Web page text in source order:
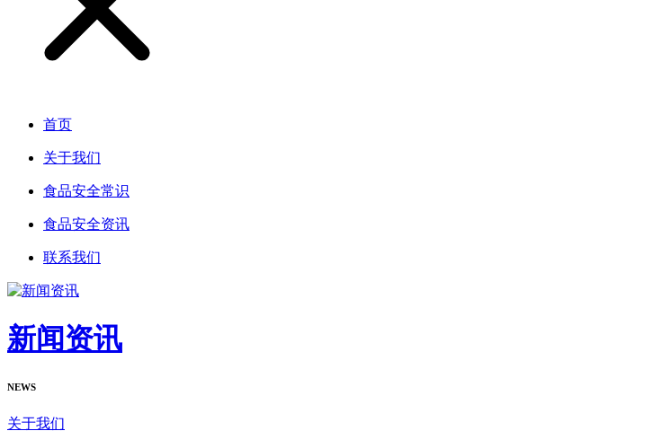
首页
关于我们
食品安全常识
食品安全资讯
联系我们
新闻资讯
NEWS
关于我们